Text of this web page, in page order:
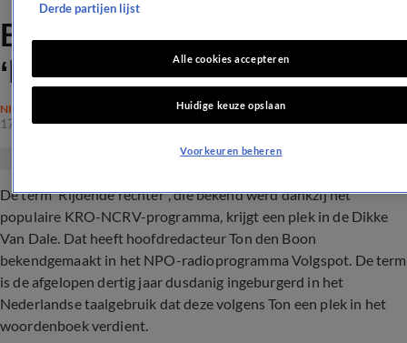
Bijzonder nieuws over
‘Rijdende rechter’
NIEUWS
17 juni 2023, 12:13
De term ‘Rijdende rechter’, die bekend werd dankzij het
populaire KRO-NCRV-programma, krijgt een plek in de Dikke
Van Dale. Dat heeft hoofdredacteur Ton den Boon
bekendgemaakt in het NPO-radioprogramma Volgspot. De term
is de afgelopen dertig jaar dusdanig ingeburgerd in het
Nederlandse taalgebruik dat deze volgens Ton een plek in het
woordenboek verdient.
Derde partijen lijst
Alle cookies accepteren
Huidige keuze opslaan
Voorkeuren beheren